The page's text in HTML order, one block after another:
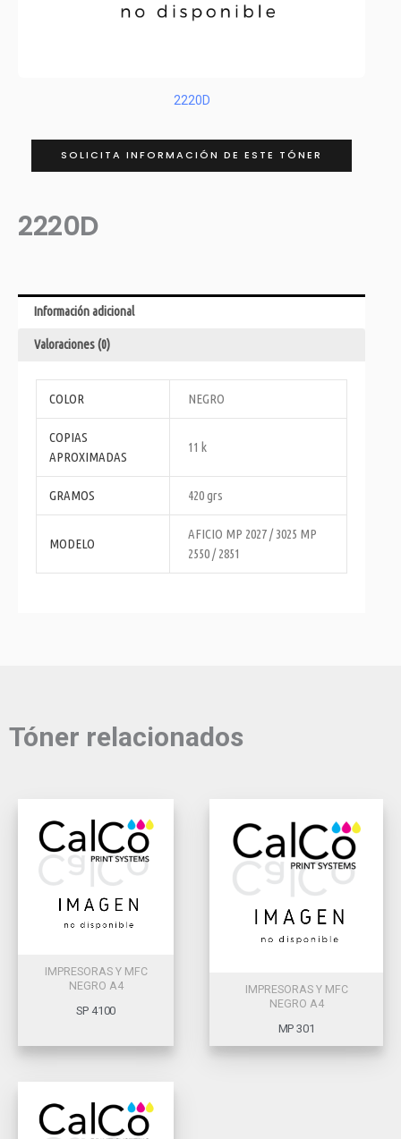
2220D
SOLICITA INFORMACIÓN DE ESTE TÓNER
2220D
Información adicional
Valoraciones (0)
COLOR NEGRO
COPIAS
APROXIMADAS
11 k
GRAMOS 420 grs
MODELO
AFICIO MP 2027 / 3025 MP
2550 / 2851
Tóner relacionados
IMPRESORAS Y MFC
NEGRO A4
SP 4100
IMPRESORAS Y MFC
NEGRO A4
MP 301